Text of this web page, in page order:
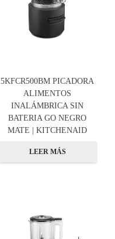
5KFCR500BM PICADORA
ALIMENTOS
INALÁMBRICA SIN
BATERIA GO NEGRO
MATE | KITCHENAID
LEER MÁS